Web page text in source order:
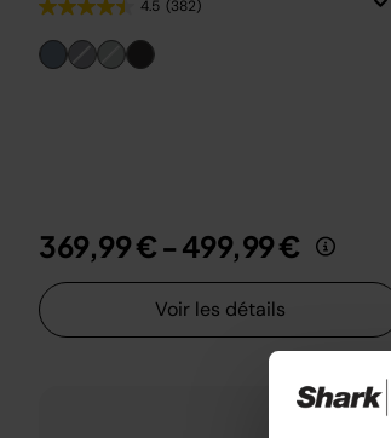
4.5 (382)
369,99 € - 499,99 €
Voir les détails